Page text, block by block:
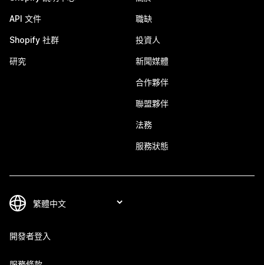
API 文件
Shopify 社群
研究
職缺
投資人
新聞媒體
合作夥伴
聯盟夥伴
法務
服務狀態
開發者登入